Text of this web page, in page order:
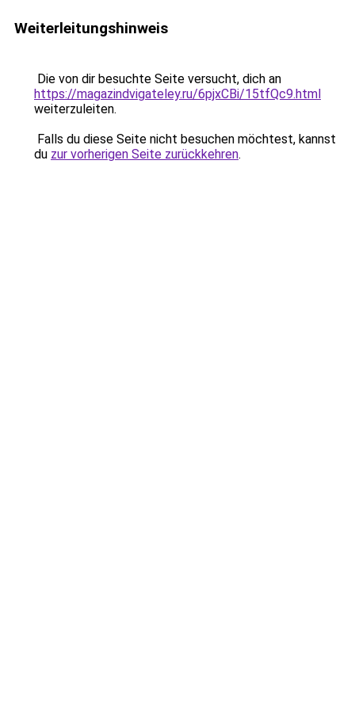
Weiterleitungshinweis
Die von dir besuchte Seite versucht, dich an
https://magazindvigateley.ru/6pjxCBi/15tfQc9.html
weiterzuleiten.
Falls du diese Seite nicht besuchen möchtest, kannst
du zur vorherigen Seite zurückkehren.